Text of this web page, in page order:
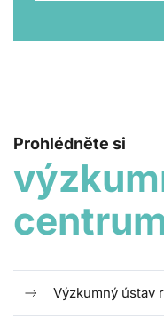
Prohlédněte si
centrum
Výzkumný ústav